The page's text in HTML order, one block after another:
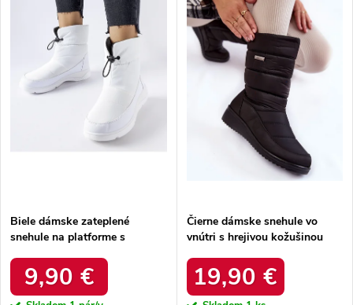
Abecedne
Biele dámske zateplené
snehule na platforme s
WHITE
9,90 €
Čierne dámske snehule vo
vnútri s hrejivou kožušinou
BLACK
19,90 €